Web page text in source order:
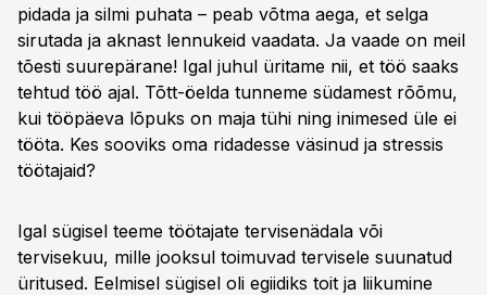
pidada ja silmi puhata – peab võtma aega, et selga
sirutada ja aknast lennukeid vaadata. Ja vaade on meil
tõesti suurepärane! Igal juhul üritame nii, et töö saaks
tehtud töö ajal. Tõtt-öelda tunneme südamest rõõmu,
kui tööpäeva lõpuks on maja tühi ning inimesed üle ei
tööta. Kes sooviks oma ridadesse väsinud ja stressis
töötajaid?
Igal sügisel teeme töötajate tervisenädala või
tervisekuu, mille jooksul toimuvad tervisele suunatud
üritused. Eelmisel sügisel oli egiidiks toit ja liikumine